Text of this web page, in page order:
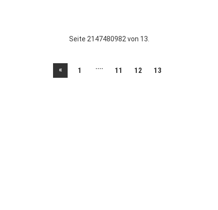
Seite 2147480982 von 13.
« 1 .... 11 12 13